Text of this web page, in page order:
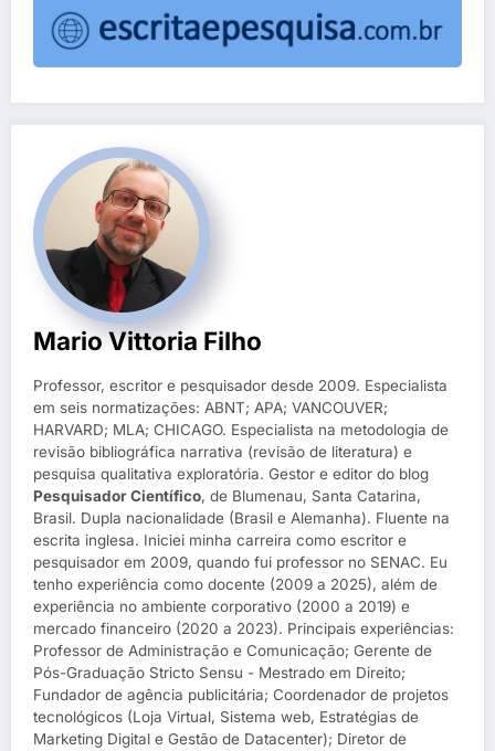
Mario Vittoria Filho
Professor, escritor e pesquisador desde 2009. Especialista
em seis normatizações: ABNT; APA; VANCOUVER;
HARVARD; MLA; CHICAGO. Especialista na metodologia de
revisão bibliográfica narrativa (revisão de literatura) e
pesquisa qualitativa exploratória. Gestor e editor do blog
Pesquisador Científico, de Blumenau, Santa Catarina,
Brasil. Dupla nacionalidade (Brasil e Alemanha). Fluente na
escrita inglesa. Iniciei minha carreira como escritor e
pesquisador em 2009, quando fui professor no SENAC. Eu
tenho experiência como docente (2009 a 2025), além de
experiência no ambiente corporativo (2000 a 2019) e
mercado financeiro (2020 a 2023). Principais experiências:
Professor de Administração e Comunicação; Gerente de
Pós-Graduação Stricto Sensu - Mestrado em Direito;
Fundador de agência publicitária; Coordenador de projetos
tecnológicos (Loja Virtual, Sistema web, Estratégias de
Marketing Digital e Gestão de Datacenter); Diretor de